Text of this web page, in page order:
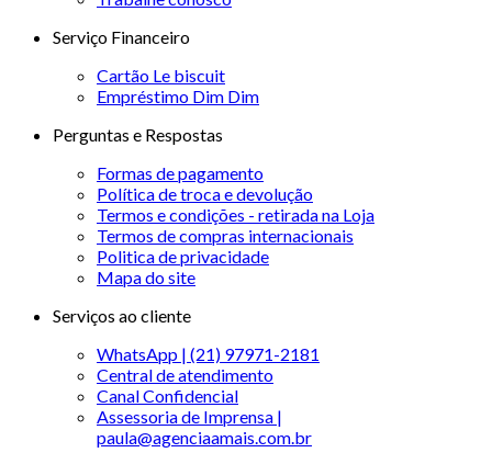
Serviço Financeiro
Cartão Le biscuit
Empréstimo Dim Dim
Perguntas e Respostas
Formas de pagamento
Política de troca e devolução
Termos e condições - retirada na Loja
Termos de compras internacionais
Politica de privacidade
Mapa do site
Serviços ao cliente
WhatsApp | (21) 97971-2181
Central de atendimento
Canal Confidencial
Assessoria de Imprensa |
paula@agenciaamais.com.br